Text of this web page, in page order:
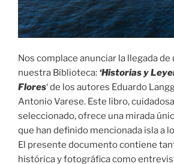
Nos complace anunciar la llegada
nuestra Biblioteca: ‘Historias y
Flores‘ de los autores Eduardo
Antonio Varese. Este libro,
seleccionado, ofrece una mirada
que han definido mencionada isla a
El presente documento contiene
histórica y fotográfica como